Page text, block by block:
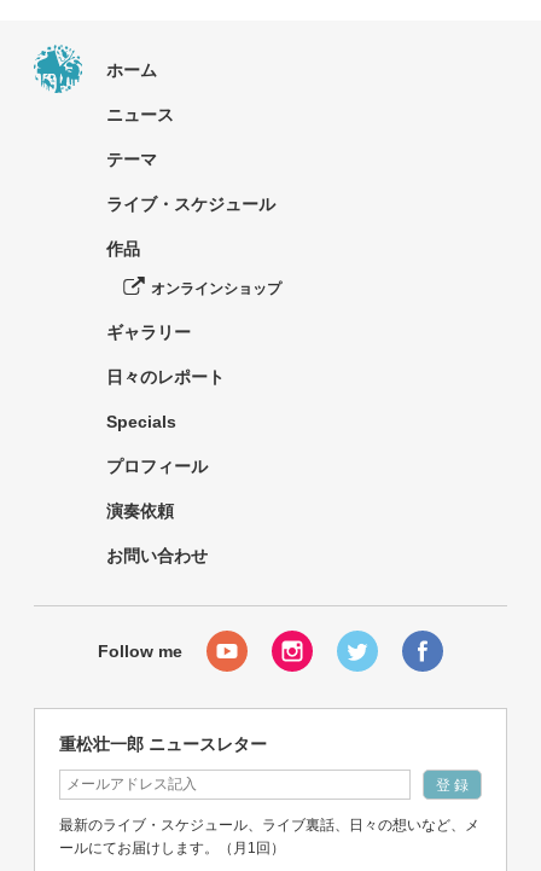
ホーム
ニュース
テーマ
ライブ・スケジュール
作品
オンラインショップ
ギャラリー
日々のレポート
Specials
プロフィール
演奏依頼
お問い合わせ
重松壮一郎 ニュースレター
最新のライブ・スケジュール、ライブ裏話、日々の想いなど、メ
ールにてお届けします。（月1回）